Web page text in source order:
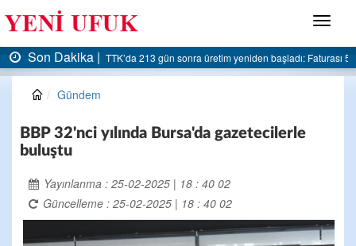
Menü
Son Dakika | AK Parti Ereğli İlçe Başkanlığı’ndan belediyeye sert
Gündem
BBP 32'nci yılında Bursa'da gazetecilerle
buluştu
Yayınlanma : 25-02-2025 | 18 : 40 02
Güncelleme : 25-02-2025 | 18 : 40 02